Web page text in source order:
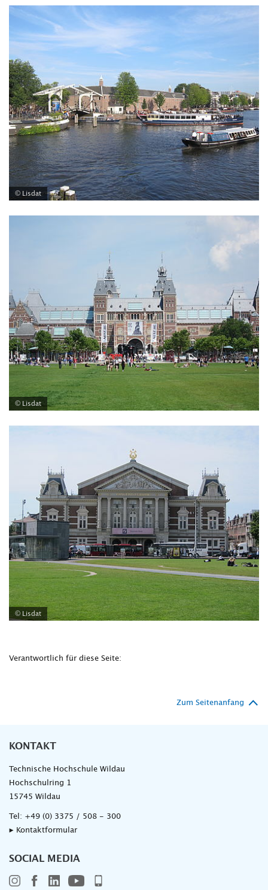
© Lisdat
© Lisdat
© Lisdat
Verantwortlich für diese Seite:
Zum Seitenanfang
KONTAKT
Technische Hochschule Wildau
Hochschulring 1
15745 Wildau
Tel: +49 (0) 3375 / 508 - 300
▸ Kontaktformular
SOCIAL MEDIA